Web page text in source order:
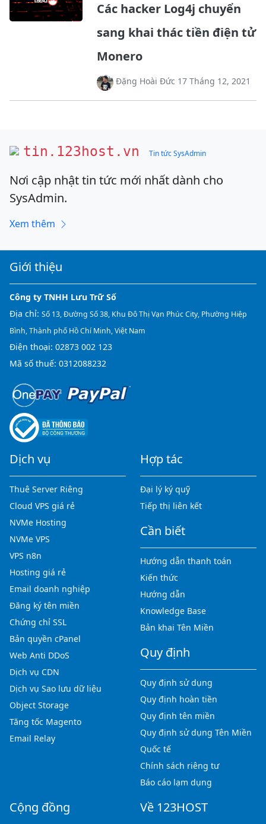
Các hacker Log4j chuyển
sang khai thác tiền điện tử
Monero
Đặng Hoài Đức 17 Tháng 12, 2021
tin.123host.vn Tin tức SysAdmin
Nơi cập nhật tin tức mới nhất dành cho
SysAdmin.
Xem thêm
Giới thiệu
Công ty TNHH Lưu Trữ Số
Địa chỉ: Số 13, Đường Số 38, Khu Đô Thị Vạn Phúc City, Phường Hiệp
Bình, Thành phố Hồ Chí Minh, Việt Nam
Điện thoại: 02873 002 123
Mã số thuế: 0312088232
Dịch vụ
Thuê Server Riêng
Cloud VPS giá rẻ
NVMe Hosting
NVMe VPS
VPS n8n
Hosting giá rẻ
Email doanh nghiệp
Đăng ký tên miền
Chứng chỉ SSL
Bản quyền cPanel
Web Anti DDoS
Dịch vụ CDN
Dịch vụ Sao lưu dữ liệu
Object Storage
Tăng tốc Magento
Email Relay
Hợp tác
Đại lý ký quỹ
Tiếp thị liên kết
Cần biết
Hướng dẫn thanh toán
Kiến thức
Hướng dẫn
Knowledge Base
Bản khai Tên Miền
Quy định
Quy định sử dụng
Quy định hoàn tiền
Quy định tên miền
Quy định sử dụng Tên Miền
Quốc tế
Chính sách riêng tư
Báo cáo lạm dụng
Cộng đồng Về 123HOST